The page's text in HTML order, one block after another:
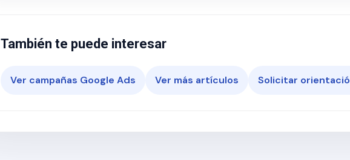
También te puede interesar
Ver campañas Google Ads Ver más artículos Solicitar